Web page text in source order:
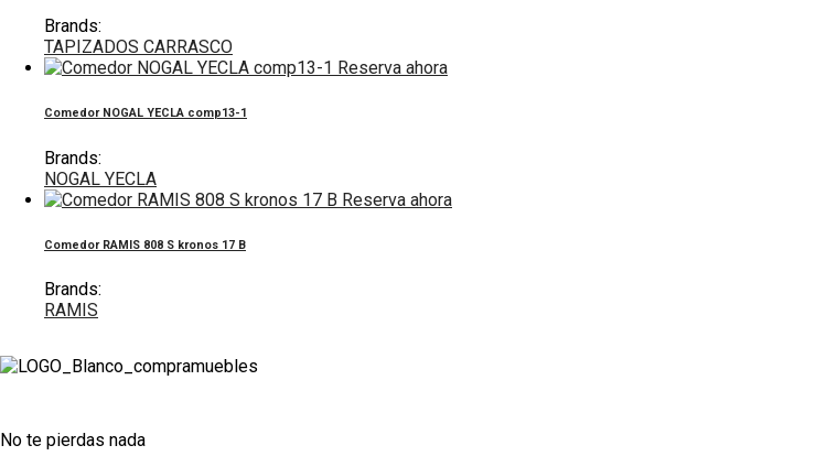
Brands:
TAPIZADOS CARRASCO
Reserva ahora
Comedor NOGAL YECLA comp13-1
Brands:
NOGAL YECLA
Reserva ahora
Comedor RAMIS 808 S kronos 17 B
Brands:
RAMIS
No te pierdas nada